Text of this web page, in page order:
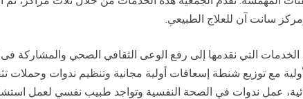
سانت آن للعلاج الطبيعي.
التي نقدمها إلى رفع الوعى الثقافي الصحي والمشاركة
مع توزيع شنطة إسعافات أولية مجانية وتنظيم ندوات وحملات
عمل ندوات في الصحة النفسية وتواجد طبيب نفسي لعمل